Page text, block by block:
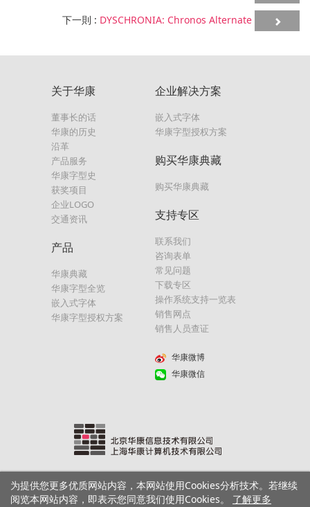
为提供您更多优质网站内容，本网站使用Cookies分析技术。若继续
阅览本网站内容，即表示您同意我们使用Cookies。 了解更多
下一則 : DYSCHRONIA: Chronos Alternate
关于华康
董事长的话
华康的历史
沿革
产品服务
华康字型史
获奖项目
企业LOGO
交通资讯
产品
华康典藏
华康字型全览
嵌入式字体
华康字型授权方案
企业解决方案
嵌入式字体
华康字型授权方案
购买华康典藏
购买华康典藏
支持专区
联系我们
咨询表单
常见问题
下载专区
操作系统支持一览表
销售网点
销售人员查证
华康微博
华康微信
沪ICP备05005980号 Copyright© DynaComware Corp. All Rights Reserved.
策